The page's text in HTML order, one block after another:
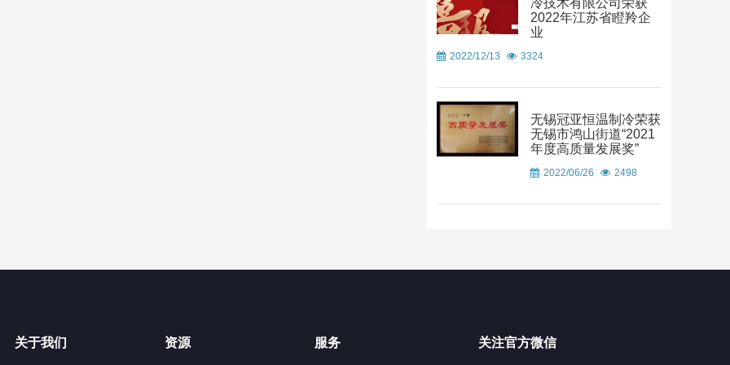
冷技术有限公司荣获
2022年江苏省瞪羚企
业
2022/12/13 3324
无锡冠亚恒温制冷荣获
无锡市鸿山街道“2021
年度高质量发展奖”
2022/06/26 2498
关于我们 资源 服务 关注官方微信